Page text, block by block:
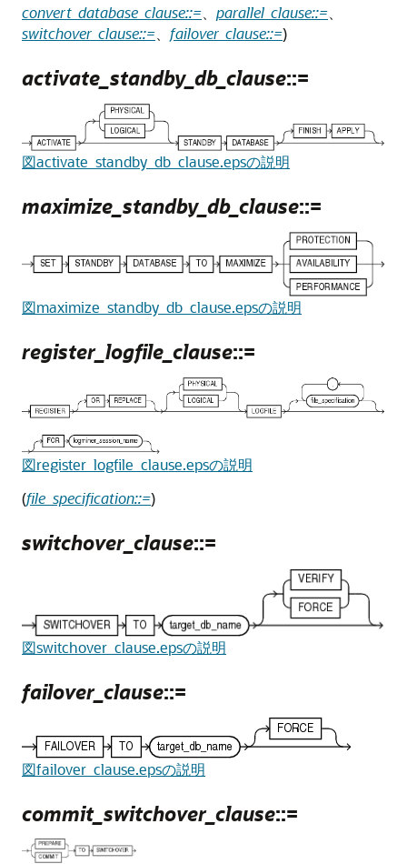
convert_database_clause::=
parallel_clause::=
switchover_clause::=
failover_clause::=)
activate_standby_db_clause::=
図activate_standby_db_clause.epsの説明
maximize_standby_db_clause::=
図maximize_standby_db_clause.epsの説明
register_logfile_clause::=
図register_logfile_clause.epsの説明
(file_specification::=)
switchover_clause::=
図switchover_clause.epsの説明
failover_clause::=
図failover_clause.epsの説明
commit_switchover_clause::=